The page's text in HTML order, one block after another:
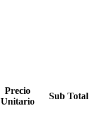
Precio
Unitario
Sub Total